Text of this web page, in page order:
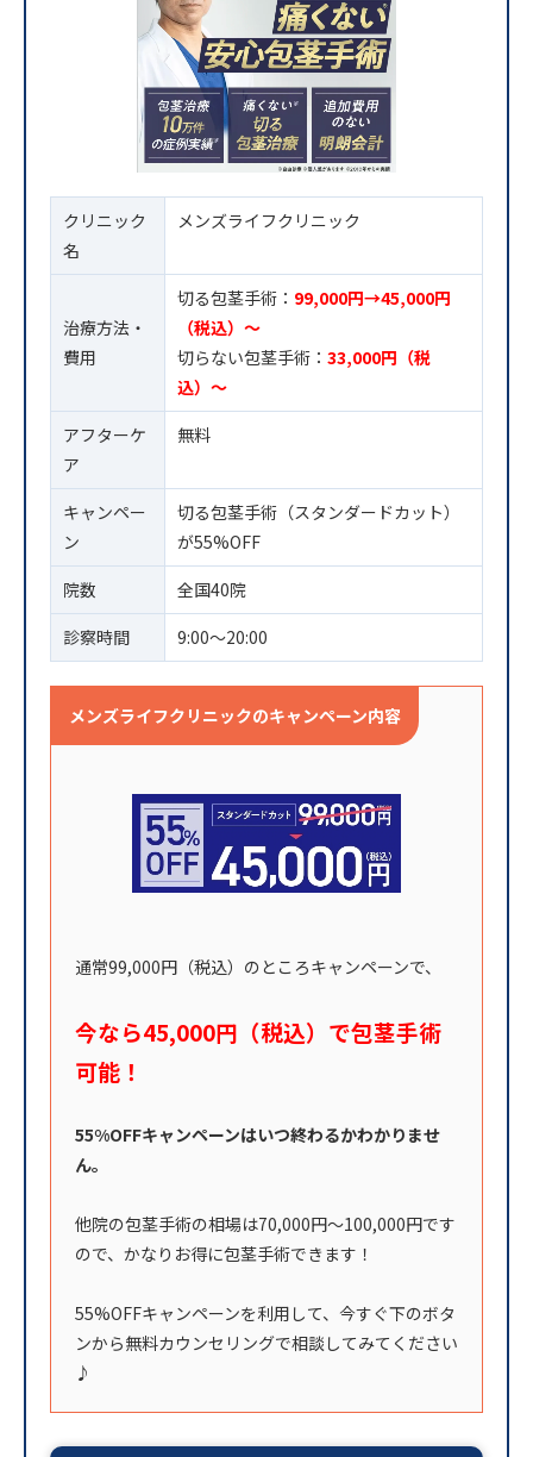
クリニック
名
メンズライフクリニック
治療方法・
費用
切る包茎手術： 99,000円→45,000円
（税込）〜
切らない包茎手術： 33,000円（税
込）〜
アフターケ
ア
無料
キャンペー
ン
切る包茎手術（スタンダードカット）
が55%OFF
院数
全国40院
診察時間
9:00〜20:00
メンズライフクリニックのキャンペーン内容
通常99,000円（税込）のところキャンペーンで、
今なら45,000円（税込）で包茎手術
可能！
55%OFFキャンペーンはいつ終わるかわかりませ
ん。
他院の包茎手術の相場は70,000円〜100,000円です
ので、かなりお得に包茎手術できます！
55%OFFキャンペーンを利用して、今すぐ下のボタ
ンから無料カウンセリングで相談してみてください
♪